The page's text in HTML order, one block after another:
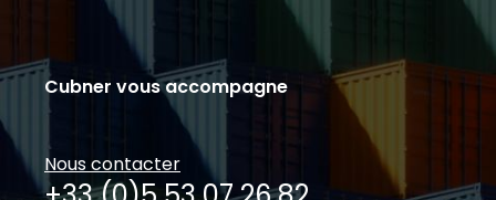
Cubner vous accompagne
Nous contacter